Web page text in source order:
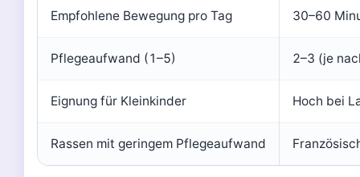
Empfohlene Bewegung pro Tag 30–60
Pflegeaufwand (1–5) 2–3 (je
Eignung für Kleinkinder Hoch bei
Rassen mit geringem Pflegeaufwand